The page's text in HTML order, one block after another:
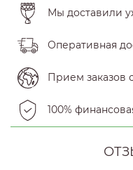
Мы доставили
Оперативная
Прием заказов
100%